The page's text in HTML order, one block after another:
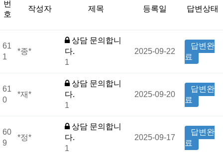
번
호
작성자 제목 등록일 답변상태
61
1
*종*
상담 문의합니
다.
1
2025-09-22
답변완
료
61
0
*재*
상담 문의합니
다.
1
2025-09-20
답변완
료
60
9
*정*
상담 문의합니
다.
1
2025-09-17
답변완
료